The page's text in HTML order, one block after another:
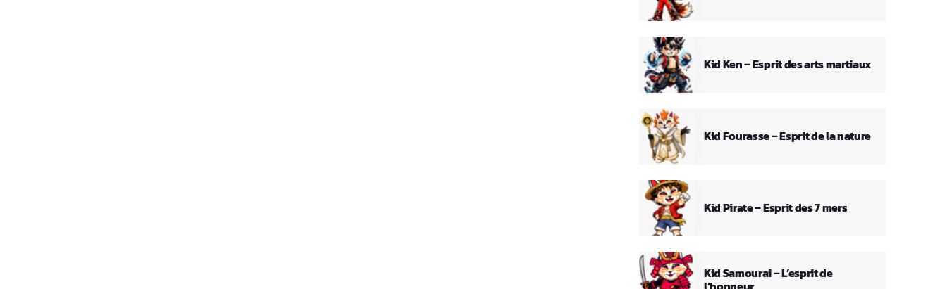
Kid Ken – Esprit des arts martiaux
Kid Fourasse – Esprit de la nature
Kid Pirate – Esprit des 7 mers
Kid Samourai – L’esprit de